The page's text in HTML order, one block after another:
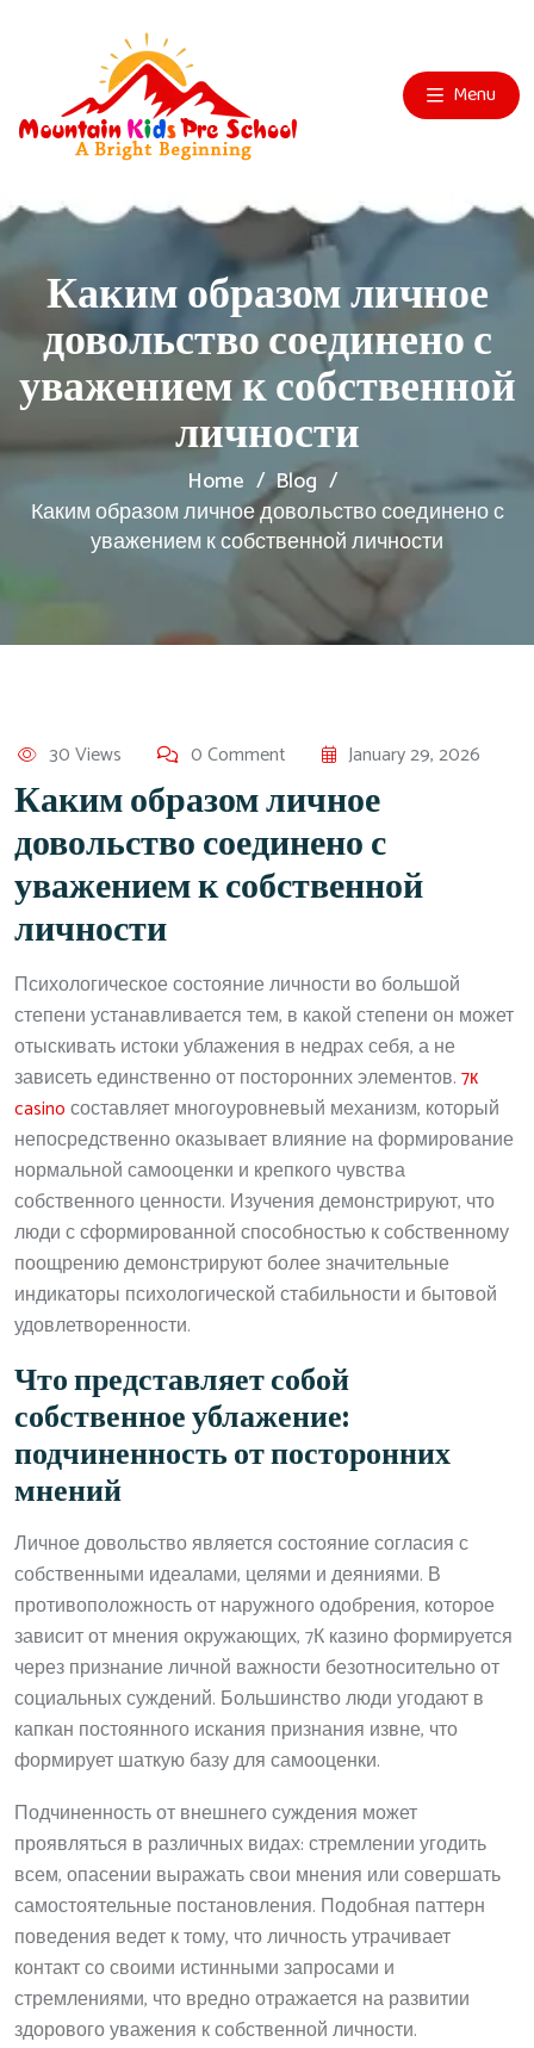
Menu
Каким образом личное
довольство соединено с
уважением к собственной
личности
Home
Blog
Каким образом личное довольство соединено с
уважением к собственной личности
30 Views 0 Comment January 29, 2026
Каким образом личное
довольство соединено с
уважением к собственной
личности
Психологическое состояние личности во большой
степени устанавливается тем, в какой степени он может
отыскивать истоки ублажения в недрах себя, а не
зависеть единственно от посторонних элементов.7к
casinoсоставляет многоуровневый механизм, который
непосредственно оказывает влияние на формирование
нормальной самооценки и крепкого чувства
собственного ценности. Изучения демонстрируют, что
люди с сформированной способностью к собственному
поощрению демонстрируют более значительные
индикаторы психологической стабильности и бытовой
удовлетворенности.
Что представляет собой
собственное ублажение:
подчиненность от посторонних
мнений
Личное довольство является состояние согласия с
собственными идеалами, целями и деяниями. В
противоположность от наружного одобрения, которое
зависит от мнения окружающих, 7К казино формируется
через признание личной важности безотносительно от
социальных суждений. Большинство люди угодают в
капкан постоянного искания признания извне, что
формирует шаткую базу для самооценки.
Подчиненность от внешнего суждения может
проявляться в различных видах: стремлении угодить
всем, опасении выражать свои мнения или совершать
самостоятельные постановления. Подобная паттерн
поведения ведет к тому, что личность утрачивает
контакт со своими истинными запросами и
стремлениями, что вредно отражается на развитии
здорового уважения к собственной личности.